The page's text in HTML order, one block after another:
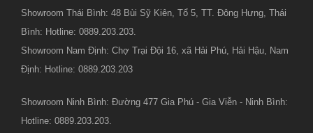
Showroom Thái Bình: 48 Bùi Sỹ Kiên, Tổ 5, TT. Đông Hưng, Thái
Bình: Hotline: 0889.203.203.
Showroom Nam Định: Chợ Trại Đội 16, xã Hải Phú, Hải Hậu, Nam
Định: Hotline: 0889.203.203
Showroom Ninh Bình: Đường 477 Gia Phú - Gia Viễn - Ninh Bình:
Hotline: 0889.203.203.